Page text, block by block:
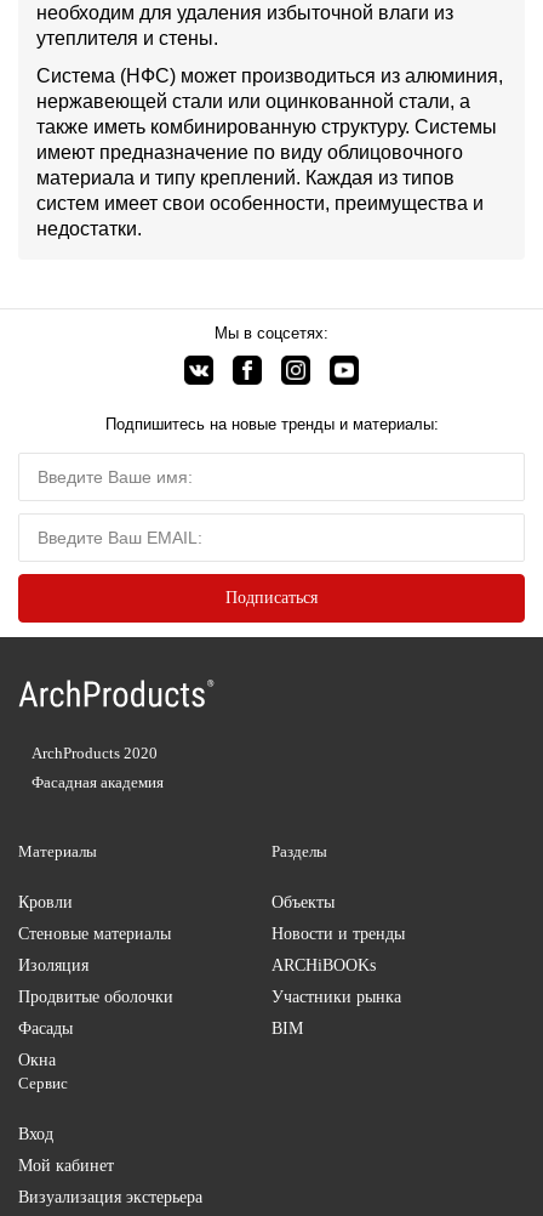
необходим для удаления избыточной влаги из
утеплителя и стены.
Система (НФС) может производиться из алюминия,
нержавеющей стали или оцинкованной стали, а
также иметь комбинированную структуру. Системы
имеют предназначение по виду облицовочного
материала и типу креплений. Каждая из типов
систем имеет свои особенности, преимущества и
недостатки.
Мы в соцсетях:
Подпишитесь на новые тренды и материалы:
Материалы
Кровли
Стеновые материалы
Изоляция
Продвитые оболочки
Фасады
Окна
Разделы
Объекты
Новости и тренды
ARCHiBOOKs
Участники рынка
BIM
Сервис
Вход
Мой кабинет
Визуализация экстерьера
ArchProducts 2020
Фасадная академия